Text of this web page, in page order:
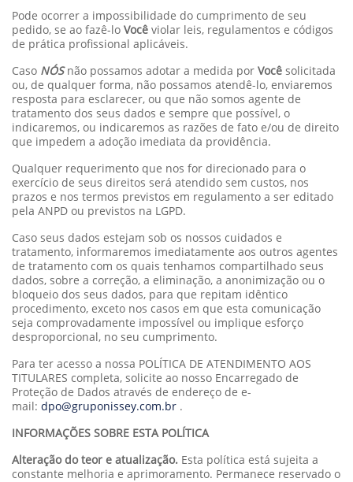
Pode ocorrer a impossibilidade do cumprimento de seu
pedido, se ao fazê-lo Você violar leis, regulamentos e códigos
de prática profissional aplicáveis.
Caso NÓSnão possamos adotar a medida por Você solicitada
ou, de qualquer forma, não possamos atendê-lo, enviaremos
resposta para esclarecer, ou que não somos agente de
tratamento dos seus dados e sempre que possível, o
indicaremos, ou indicaremos as razões de fato e/ou de direito
que impedem a adoção imediata da providência.
Qualquer requerimento que nos for direcionado para o
exercício de seus direitos será atendido sem custos, nos
prazos e nos termos previstos em regulamento a ser editado
pela ANPD ou previstos na LGPD.
Caso seus dados estejam sob os nossos cuidados e
tratamento, informaremos imediatamente aos outros agentes
de tratamento com os quais tenhamos compartilhado seus
dados, sobre a correção, a eliminação, a anonimização ou o
bloqueio dos seus dados, para que repitam idêntico
procedimento, exceto nos casos em que esta comunicação
seja comprovadamente impossível ou implique esforço
desproporcional, no seu cumprimento.
Para ter acesso a nossa POLÍTICA DE ATENDIMENTO AOS
TITULARES completa, solicite ao nosso Encarregado de
Proteção de Dados através de endereço de e-
mail: dpo@gruponissey.com.br .
INFORMAÇÕES SOBRE ESTA POLÍTICA
Alteração do teor e atualização. Esta política está sujeita a
constante melhoria e aprimoramento. Permanece reservado o